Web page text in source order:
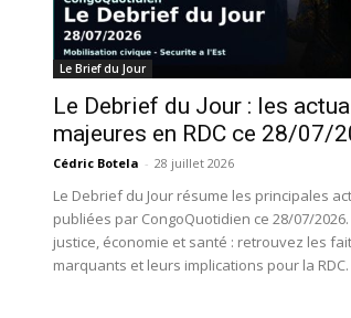
Le Brief du Jour
Le Debrief du Jour : les
majeures en RDC ce 28/07/
Cédric Botela - 28 juillet 2026
Le Debrief du Jour résume les principales
publiées par CongoQuotidien ce 28/07/
justice, économie et santé : retrouvez les
marquants et leurs implications pour la RDC.